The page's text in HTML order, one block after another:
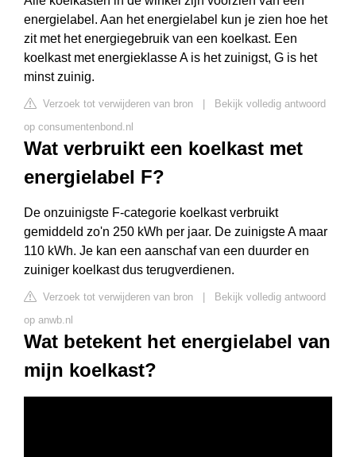
energielabel. Aan het energielabel kun je zien hoe het
zit met het energiegebruik van een koelkast. Een
koelkast met energieklasse A is het zuinigst, G is het
minst zuinig.
Verzoek tot verwijderen van bron
Bekijk volledig antwoord
op consumentenbond.nl
Wat verbruikt een koelkast met
energielabel F?
De onzuinigste F-categorie koelkast verbruikt
gemiddeld zo'n 250 kWh per jaar. De zuinigste A maar
110 kWh. Je kan een aanschaf van een duurder en
zuiniger koelkast dus terugverdienen.
Verzoek tot verwijderen van bron
Bekijk volledig antwoord
op anwb.nl
Wat betekent het energielabel van
mijn koelkast?